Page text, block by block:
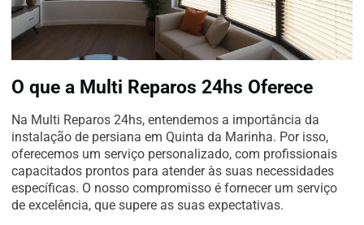
O que a Multi Reparos 24hs Oferece
Na Multi Reparos 24hs, entendemos a importância da
instalação de persiana em Quinta da Marinha. Por isso,
oferecemos um serviço personalizado, com profissionais
capacitados prontos para atender às suas necessidades
específicas. O nosso compromisso é fornecer um serviço
de excelência, que supere as suas expectativas.